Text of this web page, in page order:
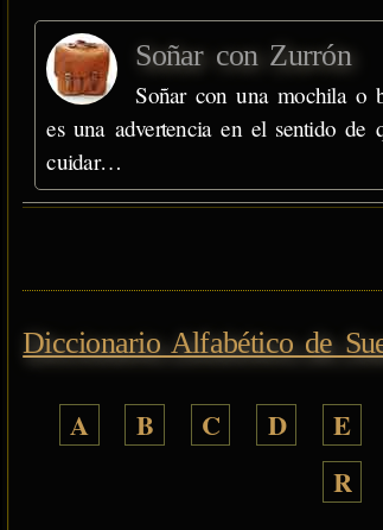
Soñar con Zurrón
Soñar con una mochila o
es una advertencia en el sentido de
cuidar…
Diccionario Alfabético de
A B C D E
R